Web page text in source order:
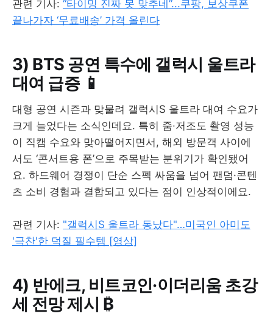
관련 기사: “타이밍 진짜 못 맞추네”...쿠팡, 보상쿠폰
끝나가자 ‘무료배송’ 가격 올린다
3) BTS 공연 특수에 갤럭시 울트라
대여 급증 📱
대형 공연 시즌과 맞물려 갤럭시S 울트라 대여 수요가
크게 늘었다는 소식인데요. 특히 줌·저조도 촬영 성능
이 직캠 수요와 맞아떨어지면서, 해외 방문객 사이에
서도 ‘콘서트용 폰’으로 주목받는 분위기가 확인됐어
요. 하드웨어 경쟁이 단순 스펙 싸움을 넘어 팬덤·콘텐
츠 소비 경험과 결합되고 있다는 점이 인상적이에요.
관련 기사: "갤럭시S 울트라 동났다"…미국인 아미도
'극찬'한 덕질 필수템 [영상]
4) 반에크, 비트코인·이더리움 초강
세 전망 제시 ₿